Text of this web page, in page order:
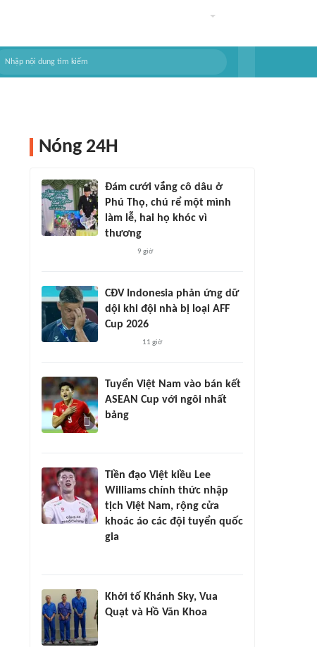
Nóng 24H
Đám cưới vắng cô dâu ở
Phú Thọ, chú rể một mình
làm lễ, hai họ khóc vì
thương
9 giờ
CĐV Indonesia phản ứng dữ
dội khi đội nhà bị loại AFF
Cup 2026
11 giờ
Tuyển Việt Nam vào bán kết
ASEAN Cup với ngôi nhất
bảng
Tiền đạo Việt kiều Lee
Williams chính thức nhập
tịch Việt Nam, rộng cửa
khoác áo các đội tuyển quốc
gia
Khởi tố Khánh Sky, Vua
Quạt và Hồ Văn Khoa